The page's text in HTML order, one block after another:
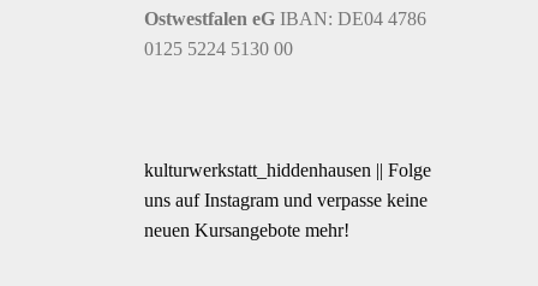
Ostwestfalen eGIBAN: DE04 4786
0125 5224 5130 00
kulturwerkstatt_hiddenhausen || Folge
uns auf Instagram und verpasse keine
neuen Kursangebote mehr!